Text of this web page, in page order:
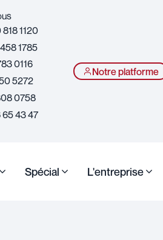
1120
1785
0116
5272
0758
65 43 47
Notre platforme
Spécial L'entreprise